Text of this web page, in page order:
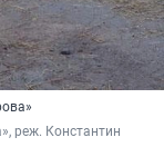
реж. Константин